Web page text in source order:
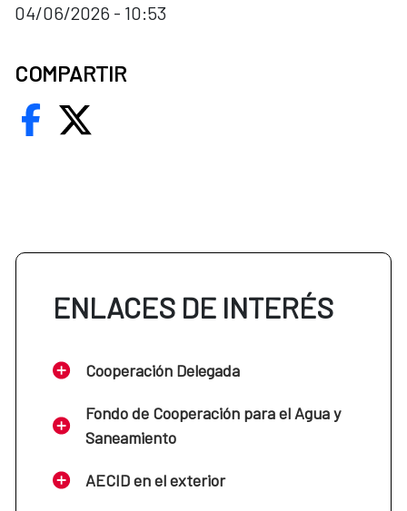
04/06/2026 - 10:53
COMPARTIR
ENLACES DE INTERÉS
Cooperación Delegada
Fondo de Cooperación para el Agua y
Saneamiento
AECID en el exterior